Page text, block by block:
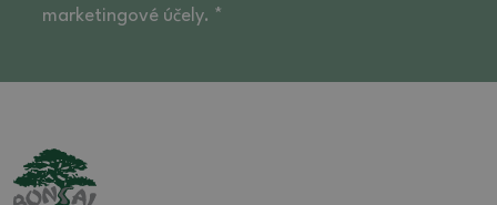
18 (1)
19 (3)
32 (1)
marketingové účely. *